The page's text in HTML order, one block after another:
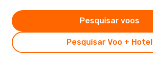
Pesquisar Voo + Hotel
Pesquisar voos